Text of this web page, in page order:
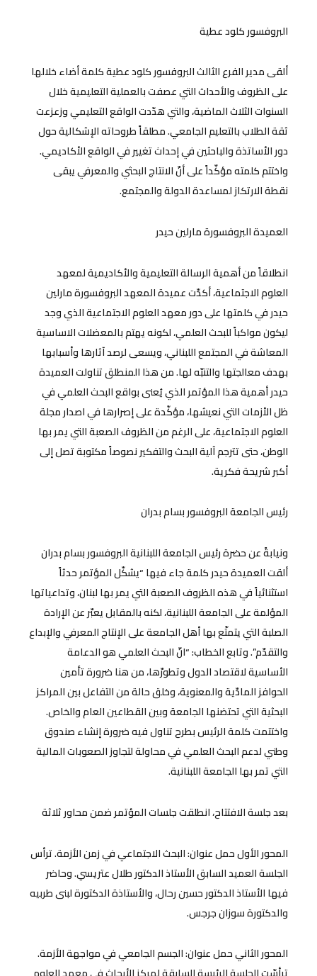
البروفسور كلود عطية
ألقى مدير الفرع الثالث البروفسور كلود عطية كلمة أضاء خلالها
على الظروف والأحداث التي عصفت بالعملية التعليمية خلال
السنوات الثلاث الماضية، والتي هدّدت الواقع التعليمي وزعزعت
ثقة الطلاب بالتعليم الجامعي. مطلقاً طروحاته الإشكالية حول
دور الأساتذة والباحثين في إحداث تغيير في الواقع الأكاديمي.
واختتم كلمته مؤكّداً على أنّ الانتاج البحثي والمعرفي يبقى
نقطة الارتكاز لمساعدة الدولة والمجتمع.
العميدة البروفسورة مارلين حيدر
انطلاقاً من أهمية الرسالة التعليمية والأكاديمية لمعهد
العلوم الاجتماعية، أكدّت عميدة المعهد البروفسورة مارلين
حيدر في كلمتها على دور معهد العلوم الاجتماعية الذي وجد
ليكون مواكباً للبحث العلمي، لكونه يهتم بالمعضلات الاساسية
المعاشة في المجتمع اللبناني، ويسعى لرصد آثارها وأسبابها
بهدف معالجتها والتنبّه لها. من هذا المنطلق تناولت العميدة
حيدر أهمية هذا المؤتمر الذي يُعنى بواقع البحث العلمي في
ظل الأزمات التي نعيشها، مؤكّدة على إصرارها في اصدار مجلة
العلوم الاجتماعية، على الرغم من الظروف الصعبة التي يمر بها
الوطن، حتى تترجم آلية البحث والتفكير نصوصاً مكتوبة تصل إلى
أكبر شريحة فكرية.
رئيس الجامعة البروفسور بسام بدران
ونيابةً عن حضرة رئيس الجامعة اللبنانية البروفسور بسام بدران
ألقت العميدة حيدر كلمة جاء فيها “يشكّل المؤتمر حدثاً
استثنائياً في هذه الظروف الصعبة التي يمر بها لبنان، وتداعياتها
المؤلمة على الجامعة اللبنانية، لكنه بالمقابل يعبّر عن الإرادة
الصلبة التي يتمتّع بها أهل الجامعة على الإنتاج المعرفي والإبداع
والتقدّم”. وتابع الخطاب: “انّ البحث العلمي هو الدعامة
الأساسية لاقتصاد الدول وتطورّها، من هنا ضرورة تأمين
الحوافز المادّية والمعنوية، وخلق حالة من التفاعل بين المراكز
البحثية التي تحتضنها الجامعة وبين القطاعين العام والخاص.
واختتمت كلمة الرئيس بطرح تناول فيه ضرورة إنشاء صندوق
وطني لدعم البحث العلمي في محاولة لتجاوز الصعوبات المالية
التي تمر بها الجامعة اللبنانية.
بعد جلسة الافتتاح، انطلقت جلسات المؤتمر ضمن محاور ثلاثة
المحور الأول حمل عنوان: البحث الاجتماعي في زمن الأزمة. ترأس
الجلسة العميد السابق الأستاذ الدكتور طلال عتريسي. وحاضر
فيها الأستاذ الدكتور حسين رحال، والأستاذة الدكتورة لبنى طربيه
والدكتورة سوزان جرجس.
المحور الثاني حمل عنوان: الجسم الجامعي في مواجهة الأزمة.